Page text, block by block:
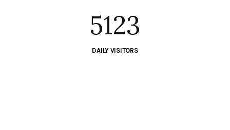
5123
DAILY VISITORS